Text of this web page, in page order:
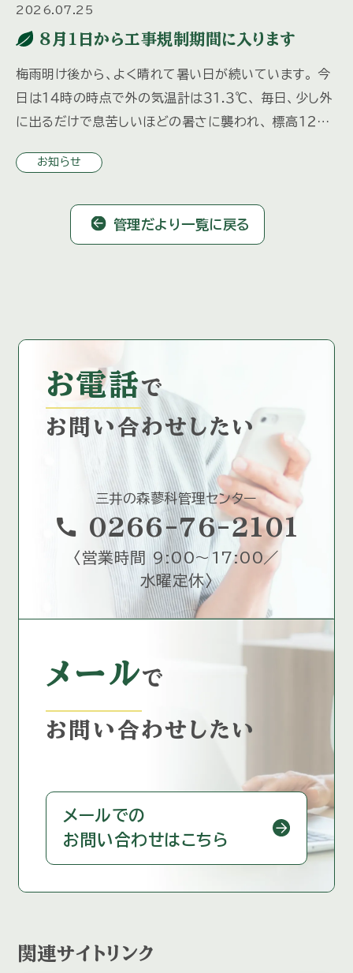
2026.07.25
８月１日から工事規制期間に入ります
梅雨明け後から、よく晴れて暑い日が続いています。 今
日は１４時の時点で外の気温計は３１.３℃、 毎日、少し外
に出るだけで息苦しいほどの暑さに襲われ、 標高１２００
なります […]
お知らせ
管理だより一覧に戻る
お電話で
お問い合わせしたい
三井の森蓼科管理センター
call 0266-76-2101
〈 営業時間 9:00～17:00／
水曜定休〉
メールで
お問い合わせしたい
メールでの
お問い合わせはこちら
関連サイトリンク